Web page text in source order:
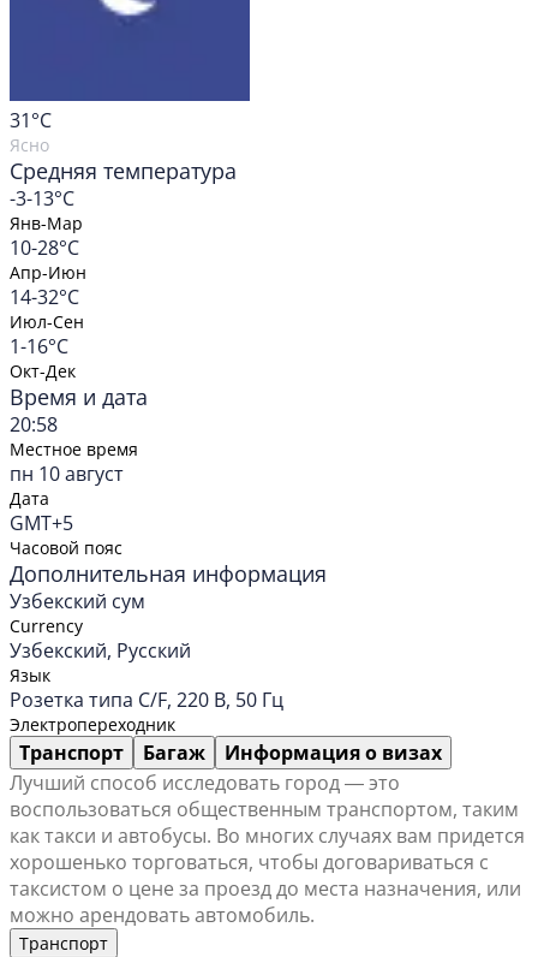
31°C
Ясно
Средняя температура
-3-13°C
Янв-Мар
10-28°C
Апр-Июн
14-32°C
Июл-Сен
1-16°C
Окт-Дек
Время и дата
20:58
Местное время
пн 10 август
Дата
GMT+5
Часовой пояс
Дополнительная информация
Узбекский сум
Currency
Узбекский, Русский
Язык
Розетка типа C/F, 220 В, 50 Гц
Электропереходник
Транспорт Багаж
Информация о визах
Лучший способ исследовать город ― это
воспользоваться общественным транспортом, таким
как такси и автобусы. Во многих случаях вам придется
хорошенько торговаться, чтобы договариваться с
таксистом о цене за проезд до места назначения, или
можно арендовать автомобиль.
Транспорт